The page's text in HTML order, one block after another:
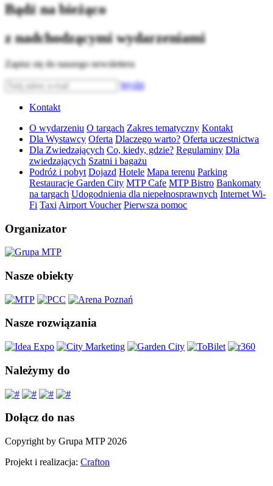
Bądź na bieżąco
z nadchodzącymi wydarzeniami
Zapisz się do naszego newslettera
Wyślij
Kontakt
O wydarzeniu O targach Zakres tematyczny Kontakt
Dla Wystawcy Oferta Dlaczego warto? Oferta uczestnictwa
Dla Zwiedzających Co, kiedy, gdzie? Regulaminy Dla
zwiedzających Szatni i bagażu
Podróż i pobyt Dojazd Hotele Mapa terenu Parking
Restauracje Garden City MTP Cafe MTP Bistro Bankomaty
na targach Udogodnienia dla niepełnosprawnych Internet Wi-
Fi Taxi Airport Voucher Pierwsza pomoc
Organizator
Nasze obiekty
Nasze rozwiązania
Należymy do
Dołącz do nas
Copyright by Grupa MTP 2026
Projekt i realizacja: Crafton